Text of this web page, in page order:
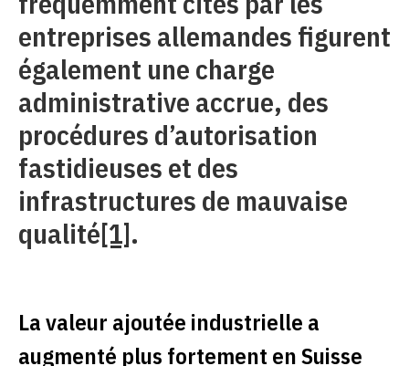
entreprises allemandes figurent
également une charge
administrative accrue, des
procédures d’autorisation
fastidieuses et des
infrastructures de mauvaise
qualité[1].
La valeur ajoutée industrielle a
augmenté plus fortement en Suisse